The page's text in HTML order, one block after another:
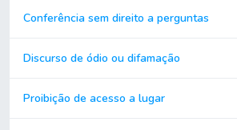
Conferência sem direito a perguntas
Discurso de ódio ou difamação
Proibição de acesso a lugar